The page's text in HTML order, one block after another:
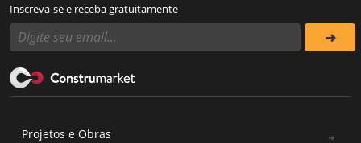
Inscreva-se e receba gratuitamente
Projetos e Obras